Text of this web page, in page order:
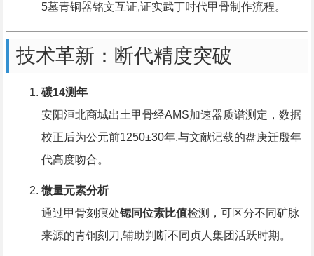
5墓青铜器铭文互证,证实武丁时代甲骨制作流程。
技术革新：断代精度突破
碳14测年
安阳洹北商城出土甲骨经AMS加速器质谱测定，数据
校正后为公元前1250±30年,与文献记载的盘庚迁殷年
代高度吻合。
微量元素分析
通过甲骨刻痕处锶同位素比值检测，可区分不同矿脉
来源的青铜刻刀,辅助判断不同贞人集团活跃时期。